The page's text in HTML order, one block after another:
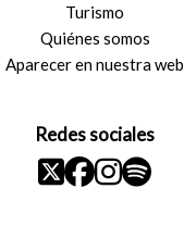
Turismo
Quiénes somos
Aparecer en nuestra web
Redes sociales